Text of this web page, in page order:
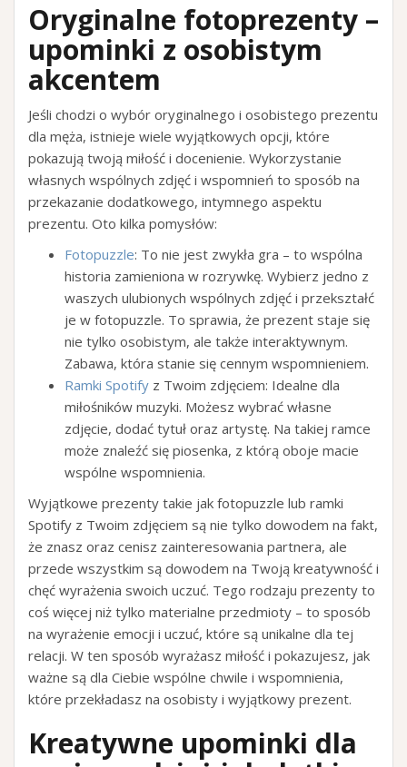
Oryginalne fotoprezenty –
upominki z osobistym
akcentem
Jeśli chodzi o wybór oryginalnego i osobistego prezentu
dla męża, istnieje wiele wyjątkowych opcji, które
pokazują twoją miłość i docenienie. Wykorzystanie
własnych wspólnych zdjęć i wspomnień to sposób na
przekazanie dodatkowego, intymnego aspektu
prezentu. Oto kilka pomysłów:
Fotopuzzle: To nie jest zwykła gra – to wspólna
historia zamieniona w rozrywkę. Wybierz jedno z
waszych ulubionych wspólnych zdjęć i przekształć
je w fotopuzzle. To sprawia, że prezent staje się
nie tylko osobistym, ale także interaktywnym.
Zabawa, która stanie się cennym wspomnieniem.
Ramki Spotify z Twoim zdjęciem: Idealne dla
miłośników muzyki. Możesz wybrać własne
zdjęcie, dodać tytuł oraz artystę. Na takiej ramce
może znaleźć się piosenka, z którą oboje macie
wspólne wspomnienia.
Wyjątkowe prezenty takie jak fotopuzzle lub ramki
Spotify z Twoim zdjęciem są nie tylko dowodem na fakt,
że znasz oraz cenisz zainteresowania partnera, ale
przede wszystkim są dowodem na Twoją kreatywność i
chęć wyrażenia swoich uczuć. Tego rodzaju prezenty to
coś więcej niż tylko materialne przedmioty – to sposób
na wyrażenie emocji i uczuć, które są unikalne dla tej
relacji. W ten sposób wyrażasz miłość i pokazujesz, jak
ważne są dla Ciebie wspólne chwile i wspomnienia,
które przekładasz na osobisty i wyjątkowy prezent.
Kreatywne upominki dla